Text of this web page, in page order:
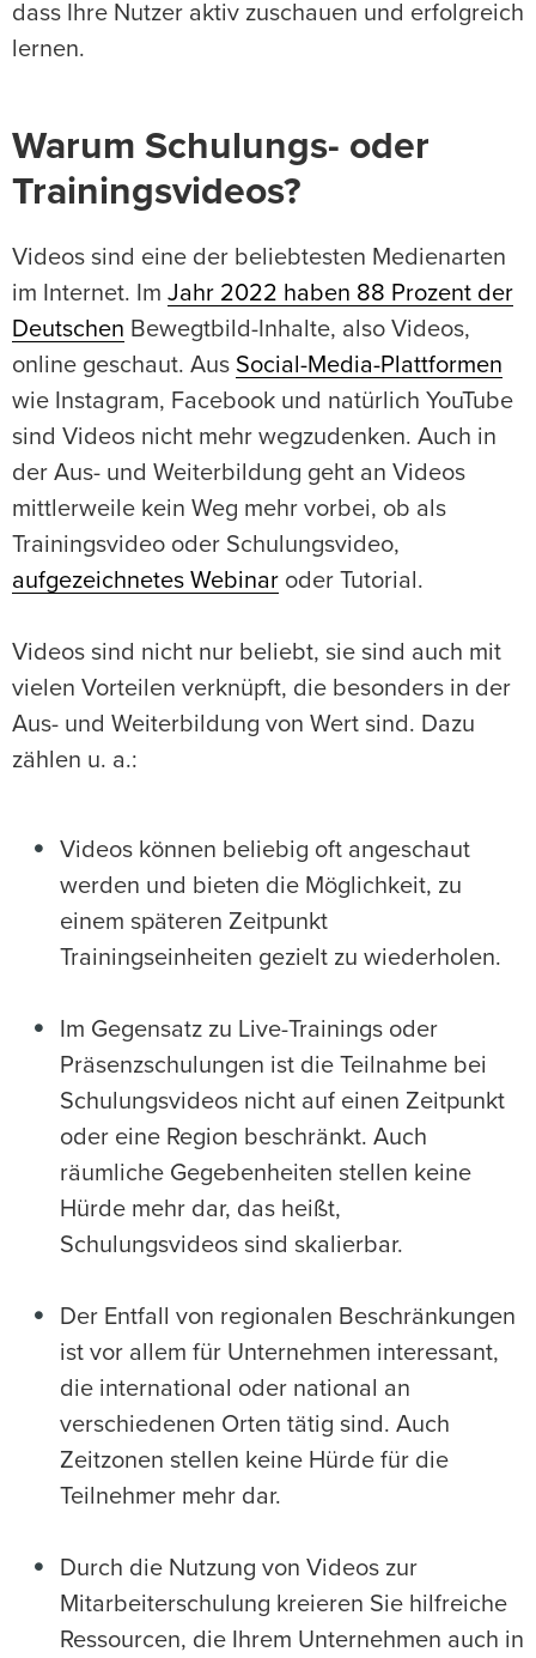
dass Ihre Nutzer aktiv zuschauen und erfolgreich
lernen.
Warum Schulungs- oder
Trainingsvideos?
Videos sind eine der beliebtesten Medienarten
im Internet. Im Jahr 2022 haben 88 Prozent der
Deutschen Bewegtbild-Inhalte, also Videos,
online geschaut. Aus Social-Media-Plattformen
wie Instagram, Facebook und natürlich YouTube
sind Videos nicht mehr wegzudenken. Auch in
der Aus- und Weiterbildung geht an Videos
mittlerweile kein Weg mehr vorbei, ob als
Trainingsvideo oder Schulungsvideo,
aufgezeichnetes Webinar oder Tutorial.
Videos sind nicht nur beliebt, sie sind auch mit
vielen Vorteilen verknüpft, die besonders in der
Aus- und Weiterbildung von Wert sind. Dazu
zählen u. a.:
Videos können beliebig oft angeschaut
werden und bieten die Möglichkeit, zu
einem späteren Zeitpunkt
Trainingseinheiten gezielt zu wiederholen.
Im Gegensatz zu Live-Trainings oder
Präsenzschulungen ist die Teilnahme bei
Schulungsvideos nicht auf einen Zeitpunkt
oder eine Region beschränkt. Auch
räumliche Gegebenheiten stellen keine
Hürde mehr dar, das heißt,
Schulungsvideos sind skalierbar.
Der Entfall von regionalen Beschränkungen
ist vor allem für Unternehmen interessant,
die international oder national an
verschiedenen Orten tätig sind. Auch
Zeitzonen stellen keine Hürde für die
Teilnehmer mehr dar.
Durch die Nutzung von Videos zur
Mitarbeiterschulung kreieren Sie hilfreiche
Ressourcen, die Ihrem Unternehmen auch in